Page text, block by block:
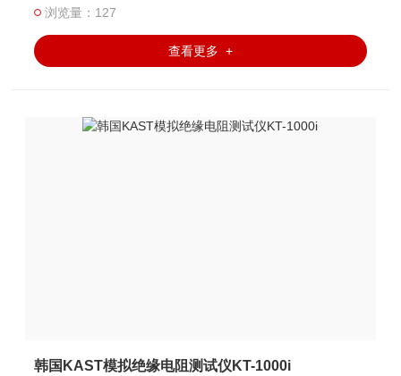
程序非常简单。两个测试仪都能在短时间内自动判断产品是
否合格。 该测试仪拥有多个I/O端口，可以连接额外的测试
系统。
浏览量：127
查看更多 +
韩国KAST模拟绝缘电阻测试仪KT-1000i